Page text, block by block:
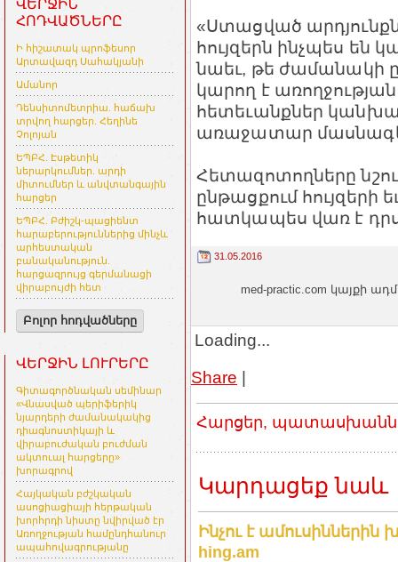
ՎԵՐՋԻՆ
ՀՈԴՎԱԾՆԵՐԸ
Ի հիշատակ պրոֆեսոր
Արտավազդ Սահակյանի
Ամանոր
Դենսիտոմետրիա. հաճախ
տրվող հարցեր. Հեղինե
Չոլոյան
ԵՊԲՀ. Էսթետիկ
ներարկումներ. արդի
միտումներ և անվտանգային
հարցեր
ԵՊԲՀ. Բժիշկ-պացիենտ
հարաբերություններից մինչև
արհեստական
բանականություն.
հարցազրույց գերմանացի
վիրաբույժի հետ
Բոլոր հոդվածները
ՎԵՐՋԻՆ ԼՈՒՐԵՐԸ
Գիտագործնական սեմինար
«Վնասված պերիֆերիկ
նյարդերի ժամանակակից
դիագնոստիկայի և
վիրաբուժական բուժման
ակտուալ հարցերը»
խորագրով
Հայկական բժշկական
ասոցիացիայի հերթական
խորհրդի նիստը նվիրված էր
Առողջության համընդհանուր
ապահովագրությանը
«Ստացված
հույզերն ինչպես են
նաեւ, թե ժամանակի
կարող է
հետեւանքներ
առաջատար
Հետազոտողները
ընթացքում հույզերի
հատկապես վառ է
31.05.2016
med-practic.com կայքի
Loading...
Share |
Հարցեր,
Կարդացեք նաև
Ինչու է ամուսիններին
hing.am